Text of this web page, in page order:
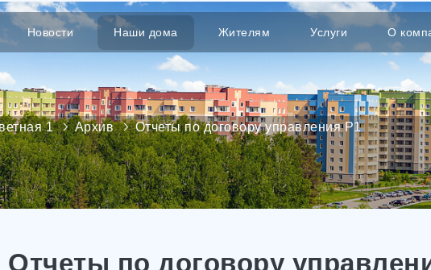
Новости Наши дома Жителям Услуги О
1 Архив Отчеты по договору управления Р1
Отчеты по договору